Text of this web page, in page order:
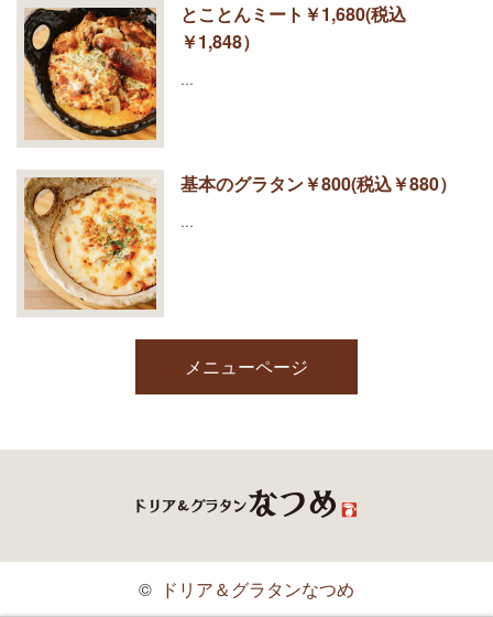
とことんミート￥1,680(税込
￥1,848）
…
基本のグラタン￥800(税込￥880）
…
メニューページ
© ドリア＆グラタンなつめ